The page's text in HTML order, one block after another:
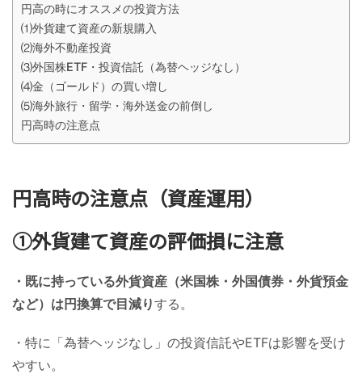
円高の時にオススメの投資方法
⑴外貨建て資産の新規購入
⑵海外不動産投資
⑶外国株ETF・投資信託（為替ヘッジなし）
⑷金（ゴールド）の買い増し
⑸海外旅行・留学・海外送金の前倒し
円高時の注意点
円高時の注意点（資産運用）
①外貨建て資産の評価損に注意
・既に持っている外貨資産（米国株・外国債券・外貨預金
など）は円換算で目減りする。
・特に「為替ヘッジなし」の投資信託やETFは影響を受け
やすい。